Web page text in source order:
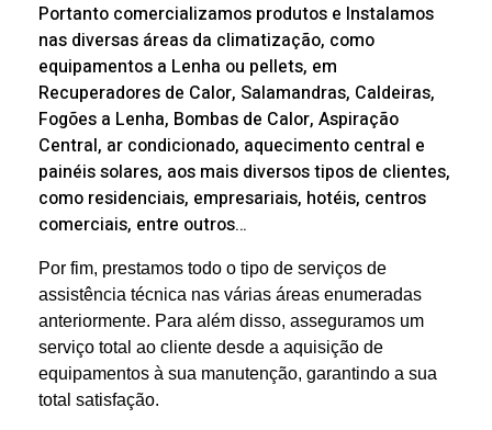
Portanto comercializamos produtos e Instalamos
nas diversas áreas da climatização, como
equipamentos a Lenha ou pellets, em
Recuperadores de Calor, Salamandras, Caldeiras,
Fogões a Lenha, Bombas de Calor, Aspiração
Central, ar condicionado, aquecimento central e
painéis solares, aos mais diversos tipos de clientes,
como residenciais, empresariais, hotéis, centros
comerciais, entre outros…
Por fim, prestamos todo o tipo de serviços de
assistência técnica nas várias áreas enumeradas
anteriormente. Para além disso, asseguramos um
serviço total ao cliente desde a aquisição de
equipamentos à sua manutenção, garantindo a sua
total satisfação.